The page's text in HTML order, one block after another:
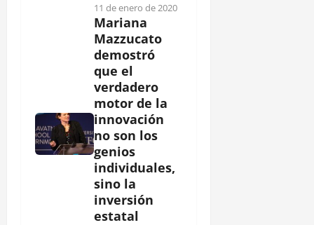
11 de enero de 2020
Mariana
Mazzucato
demostró
que el
verdadero
motor de la
innovación
no son los
genios
individuales,
sino la
inversión
estatal